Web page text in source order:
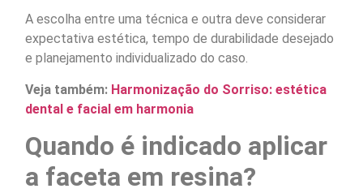
A escolha entre uma técnica e outra deve considerar
expectativa estética, tempo de durabilidade desejado
e planejamento individualizado do caso.
Veja também: Harmonização do Sorriso: estética
dental e facial em harmonia
Quando é indicado aplicar
a faceta em resina?